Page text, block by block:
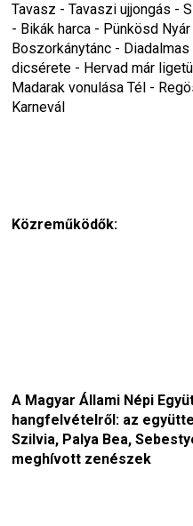
Tavasz - Tavaszi ujjongás -
- Bikák harca - Pünkösd
Boszorkánytánc -
dicsérete - Hervad már
Madarak vonulása Tél -
Karnevál
Közreműködők:
A Magyar Állami Népi
hangfelvételről: az
Szilvia, Palya Bea,
meghívott zenészek